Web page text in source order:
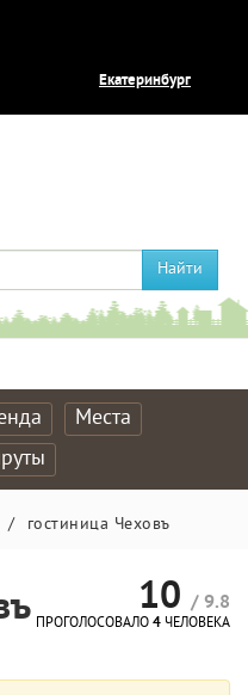
Екатеринбург
Найти
Места
/ гостиница Чеховъ
10 / 9.8
ПРОГОЛОСОВАЛО 4 ЧЕЛОВЕКА